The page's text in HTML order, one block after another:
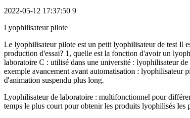
2022-05-12 17:37:50 9
Lyophilisateur pilote
Le lyophilisateur pilote est un petit lyophilisateur de test Il
production d'essai? 1, quelle est la fonction d'avoir un
laboratoire C : utilisé dans une université : lyophilisateur
exemple avancement avant automatisation : lyophilisateur
d'animation suspendu plus long.
Lyophilisateur de laboratoire : multifonctionnel pour
temps le plus court pour obtenir les produits lyophilisés les